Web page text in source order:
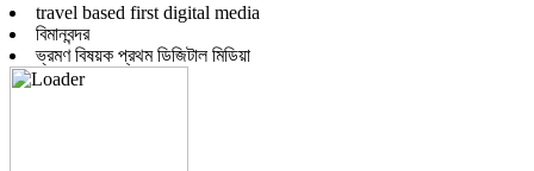
travel based first digital media
বিমানবন্দর
ভ্রমণ বিষয়ক প্রথম ডিজিটাল মিডিয়া